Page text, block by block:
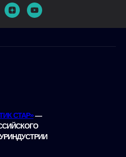
СТАР»—